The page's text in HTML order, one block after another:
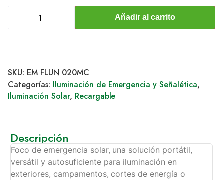
Añadir al carrito
SKU: EM FLUN 020MC
Categorías: Iluminación de Emergencia y Señalética,
Iluminación Solar, Recargable
Descripción
Foco de emergencia solar, una solución portátil,
versátil y autosuficiente para iluminación en
exteriores, campamentos, cortes de energía o